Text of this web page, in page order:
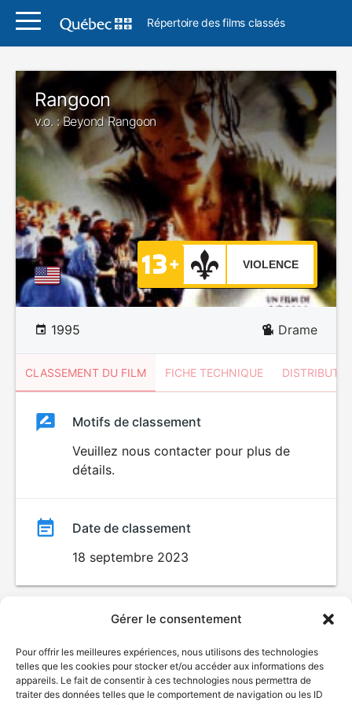
Gérer le consentement
Pour offrir les meilleures expériences, nous utilisons des technologies
telles que les cookies pour stocker et/ou accéder aux informations des
appareils. Le fait de consentir à ces technologies nous permettra de
traiter des données telles que le comportement de navigation ou les ID
Répertoire des films classés
Rangoon
v.o. : Beyond Rangoon
VIOLENCE
1995 Drame
CLASSEMENT DU FILM FICHE TECHNIQUE
ClassementClassement
Motifs de classement
Veuillez nous contacter pour plus de
détails.
Date de classement
18 septembre 2023